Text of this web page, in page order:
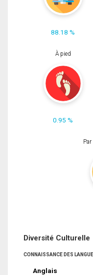
88.18 %
À pied
0.95 %
Diversité Culturelle
CONNAISSANCE DES
Anglais